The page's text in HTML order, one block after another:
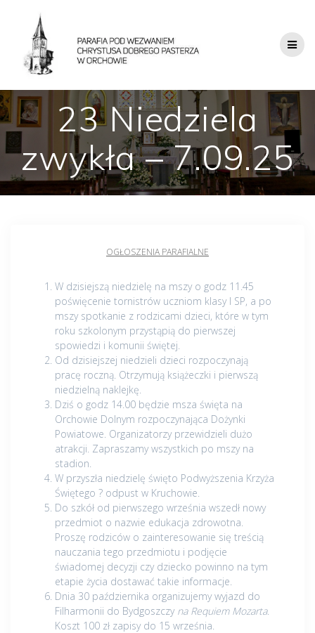
23 Niedziela
zwykła – 7.09.25
OGŁOSZENIA PARAFIALNE
W dzisiejszą niedzielę na mszy o godz 11.45
poświęcenie tornistrów uczniom klasy I SP, a po
mszy spotkanie z rodzicami dzieci, które w tym
roku szkolonym przystąpią do pierwszej
spowiedzi i komunii świętej.
Od dzisiejszej niedzieli dzieci rozpoczynają
pracę roczną. Otrzymują książeczki i pierwszą
niedzielną naklejkę.
Dziś o godz 14.00 będzie msza święta na
Orchowie Dolnym rozpoczynająca Dożynki
Powiatowe. Organizatorzy przewidzieli dużo
atrakcji. Zapraszamy wszystkich po mszy na
stadion.
W przyszła niedzielę święto Podwyższenia Krzyża
Świętego ? odpust w Kruchowie.
Do szkół od pierwszego września wszedł nowy
przedmiot o nazwie edukacja zdrowotna.
Proszę rodziców o zainteresowanie się treścią
nauczania tego przedmiotu i podjęcie
świadomej decyzji czy dziecko powinno na tym
etapie życia dostawać takie informacje.
Dnia 30 października organizujemy wyjazd do
Filharmonii do Bydgoszczy na Requiem Mozarta.
Koszt 100 zł zapisy do 15 września.